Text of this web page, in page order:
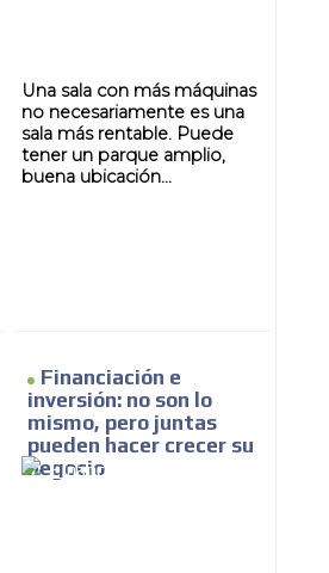
Una sala con más máquinas
no necesariamente es una
sala más rentable. Puede
tener un parque amplio,
buena ubicación...
Financiación e
inversión: no son lo
mismo, pero juntas
pueden hacer crecer su
negocio